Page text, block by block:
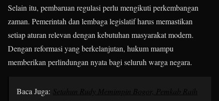
Selain itu, pembaruan regulasi perlu mengikuti perkembangan
zaman. Pemerintah dan lembaga legislatif harus memastikan
setiap aturan relevan dengan kebutuhan masyarakat modern.
Dengan reformasi yang berkelanjutan, hukum mampu
memberikan perlindungan nyata bagi seluruh warga negara.
Baca Juga: Setahun Rudy Memimpin Bogor, Pemkab Raih